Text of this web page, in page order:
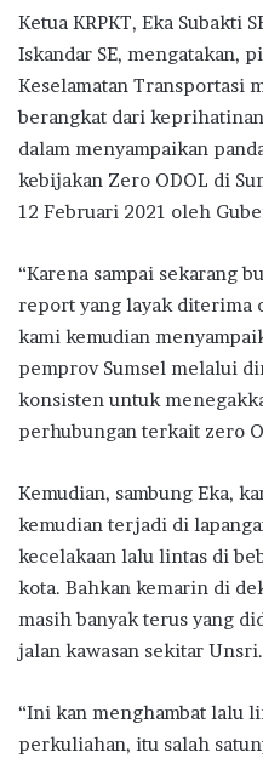
Ketua KRPKT, Eka Subakti
Iskandar SE, mengatakan,
Keselamatan Transportasi
berangkat dari
dalam menyampaikan
kebijakan Zero ODOL di
12 Februari 2021 oleh
“Karena sampai sekarang
report yang layak diterima
kami kemudian
pemprov Sumsel melalui
konsisten untuk
perhubungan terkait zero
Kemudian, sambung Eka,
kemudian terjadi di
kecelakaan lalu lintas di
kota. Bahkan kemarin di
masih banyak terus yang
jalan kawasan sekitar Unsri.
“Ini kan menghambat lalu
perkuliahan, itu salah